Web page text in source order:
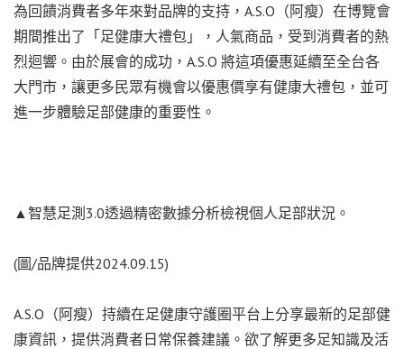
為回饋消費者多年來對品牌的支持，A.S.O（阿瘦）在博覽會
期間推出了「足健康大禮包」，人氣商品，受到消費者的熱
烈迴響。由於展會的成功，A.S.O 將這項優惠延續至全台各
大門市，讓更多民眾有機會以優惠價享有健康大禮包，並可
進一步體驗足部健康的重要性。
▲智慧足測3.0透過精密數據分析檢視個人足部狀況。
(圖/品牌提供2024.09.15)
A.S.O（阿瘦）持續在足健康守護圈平台上分享最新的足部健
康資訊，提供消費者日常保養建議。欲了解更多足知識及活